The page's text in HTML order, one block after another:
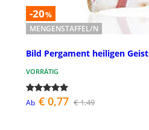
-20%
MENGENSTAFFEL/N
Bild Pergament heiligen Geist
VORRÄTIG
Ab € 0,77 € 1,49